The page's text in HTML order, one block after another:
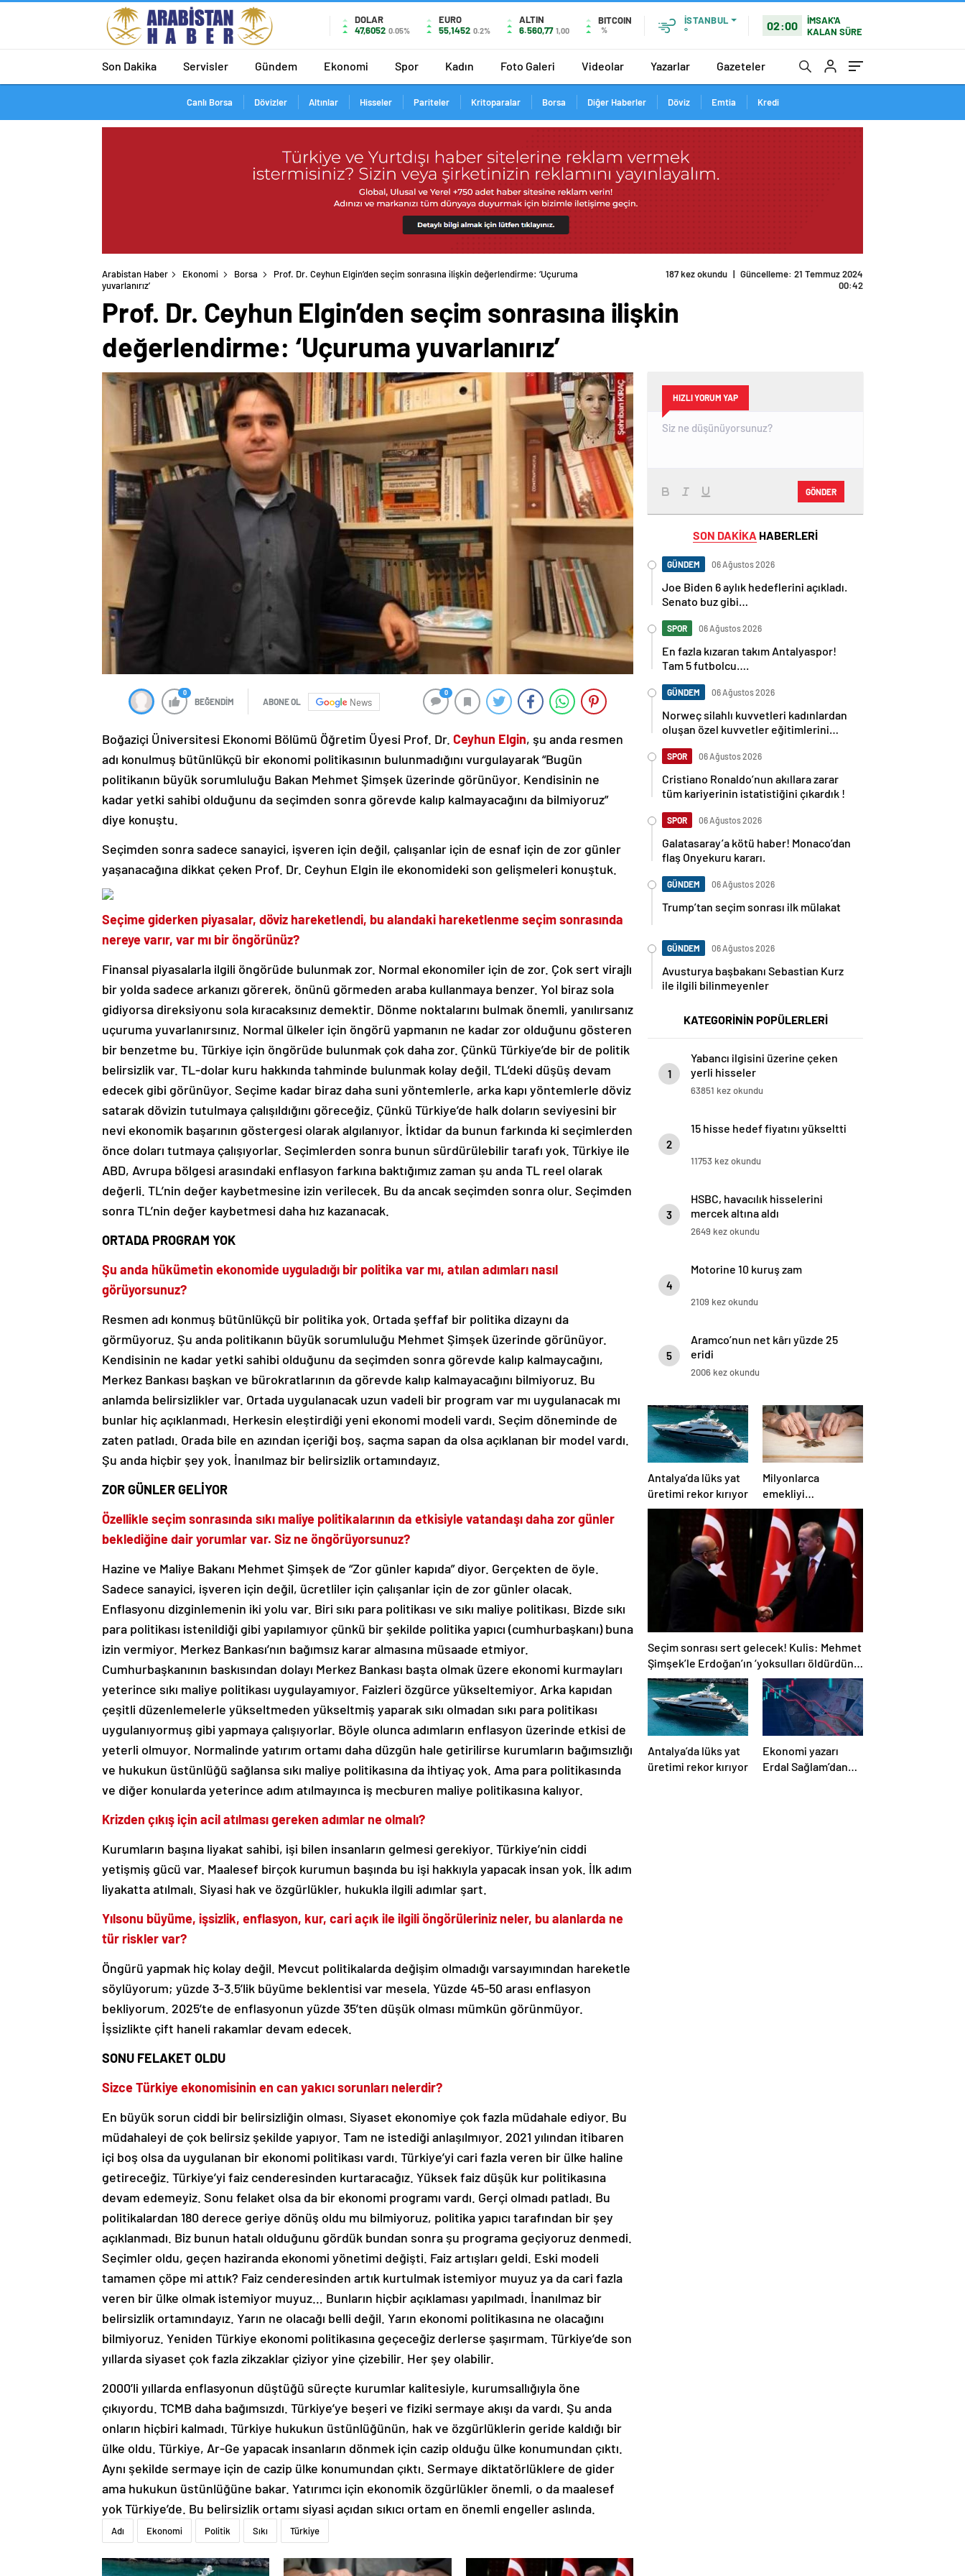
DOLAR
47,6052 0.05%
EURO
55,1452 0.2%
ALTIN
6.560,77 1,00
BITCOIN
%
İSTANBUL
°
02:00
İMSAK'A
KALAN SÜRE
Son Dakika Servisler Gündem Ekonomi Spor Kadın Foto Galeri Videolar Yazarlar Gazeteler
Canlı Borsa Dövizler Altınlar Hisseler Pariteler Kritoparalar Borsa Diğer Haberler Döviz Emtia Kredi
Arabistan Haber Ekonomi Borsa Prof. Dr. Ceyhun Elgin’den seçim sonrasına ilişkin değerlendirme: ‘Uçuruma yuvarlanırız’
Prof. Dr. Ceyhun Elgin’den seçim sonrasına ilişkin
değerlendirme: ‘Uçuruma yuvarlanırız’
News
adı konulmuş bütünlükçü bir ekonomi politikasının bulunmadığını vurgulayarak “Bugün
politikanın büyük sorumluluğu Bakan Mehmet Şimşek üzerinde görünüyor. Kendisinin ne
kadar yetki sahibi olduğunu da seçimden sonra görevde kalıp kalmayacağını da bilmiyoruz”
diye konuştu.
yaşanacağına dikkat çeken Prof. Dr. Ceyhun Elgin ile ekonomideki son gelişmeleri konuştuk.
nereye varır, var mı bir öngörünüz?
bir yolda sadece arkanızı görerek, önünü görmeden araba kullanmaya benzer. Yol biraz sola
gidiyorsa direksiyonu sola kıracaksınız demektir. Dönme noktalarını bulmak önemli, yanılırsanız
uçuruma yuvarlanırsınız. Normal ülkeler için öngörü yapmanın ne kadar zor olduğunu gösteren
bir benzetme bu. Türkiye için öngörüde bulunmak çok daha zor. Çünkü Türkiye’de bir de politik
belirsizlik var. TL-dolar kuru hakkında tahminde bulunmak kolay değil. TL’deki düşüş devam
edecek gibi görünüyor. Seçime kadar biraz daha suni yöntemlerle, arka kapı yöntemlerle döviz
satarak dövizin tutulmaya çalışıldığını göreceğiz. Çünkü Türkiye’de halk doların seviyesini bir
nevi ekonomik başarının göstergesi olarak algılanıyor. İktidar da bunun farkında ki seçimlerden
önce doları tutmaya çalışıyorlar. Seçimlerden sonra bunun sürdürülebilir tarafı yok. Türkiye ile
ABD, Avrupa bölgesi arasındaki enflasyon farkına baktığımız zaman şu anda TL reel olarak
değerli. TL’nin değer kaybetmesine izin verilecek. Bu da ancak seçimden sonra olur. Seçimden
sonra TL’nin değer kaybetmesi daha hız kazanacak.
görüyorsunuz?
görmüyoruz. Şu anda politikanın büyük sorumluluğu Mehmet Şimşek üzerinde görünüyor.
Kendisinin ne kadar yetki sahibi olduğunu da seçimden sonra görevde kalıp kalmaycağını,
Merkez Bankası başkan ve bürokratlarının da görevde kalıp kalmayacağını bilmiyoruz. Bu
anlamda belirsizlikler var. Ortada uygulanacak uzun vadeli bir program var mı uygulanacak mı
bunlar hiç açıklanmadı. Herkesin eleştirdiği yeni ekonomi modeli vardı. Seçim döneminde de
zaten patladı. Orada bile en azından içeriği boş, saçma sapan da olsa açıklanan bir model vardı.
Şu anda hiçbir şey yok. İnanılmaz bir belirsizlik ortamındayız.
beklediğine dair yorumlar var. Siz ne öngörüyorsunuz?
Sadece sanayici, işveren için değil, ücretliler için çalışanlar için de zor günler olacak.
Enflasyonu dizginlemenin iki yolu var. Biri sıkı para politikası ve sıkı maliye politikası. Bizde sıkı
para politikası istenildiği gibi yapılamıyor çünkü bir şekilde politika yapıcı (cumhurbaşkanı) buna
izin vermiyor. Merkez Bankası’nın bağımsız karar almasına müsaade etmiyor.
Cumhurbaşkanının baskısından dolayı Merkez Bankası başta olmak üzere ekonomi kurmayları
yeterince sıkı maliye politikası uygulayamıyor. Faizleri özgürce yükseltemiyor. Arka kapıdan
çeşitli düzenlemelerle yükseltmeden yükseltmiş yaparak sıkı olmadan sıkı para politikası
uygulanıyormuş gibi yapmaya çalışıyorlar. Böyle olunca adımların enflasyon üzerinde etkisi de
yeterli olmuyor. Normalinde yatırım ortamı daha düzgün hale getirilirse kurumların bağımsızlığı
ve hukukun üstünlüğü sağlansa sıkı maliye politikasına da ihtiyaç yok. Ama para politikasında
ve diğer konularda yeterince adım atılmayınca iş mecburen maliye politikasına kalıyor.
yetişmiş gücü var. Maalesef birçok kurumun başında bu işi hakkıyla yapacak insan yok. İlk adım
liyakatta atılmalı. Siyasi hak ve özgürlükler, hukukla ilgili adımlar şart.
tür riskler var?
söylüyorum; yüzde 3-3.5’lik büyüme beklentisi var mesela. Yüzde 45-50 arası enflasyon
bekliyorum. 2025’te de enflasyonun yüzde 35’ten düşük olması mümkün görünmüyor.
İşsizlikte çift haneli rakamlar devam edecek.
müdahaleyi de çok belirsiz şekilde yapıyor. Tam ne istediği anlaşılmıyor. 2021 yılından itibaren
içi boş olsa da uygulanan bir ekonomi politikası vardı. Türkiye’yi cari fazla veren bir ülke haline
getireceğiz. Türkiye’yi faiz cenderesinden kurtaracağız. Yüksek faiz düşük kur politikasına
devam edemeyiz. Sonu felaket olsa da bir ekonomi programı vardı. Gerçi olmadı patladı. Bu
politikalardan 180 derece geriye dönüş oldu mu bilmiyoruz, politika yapıcı tarafından bir şey
açıklanmadı. Biz bunun hatalı olduğunu gördük bundan sonra şu programa geçiyoruz denmedi.
Seçimler oldu, geçen haziranda ekonomi yönetimi değişti. Faiz artışları geldi. Eski modeli
tamamen çöpe mi attık? Faiz cenderesinden artık kurtulmak istemiyor muyuz ya da cari fazla
veren bir ülke olmak istemiyor muyuz… Bunların hiçbir açıklaması yapılmadı. İnanılmaz bir
belirsizlik ortamındayız. Yarın ne olacağı belli değil. Yarın ekonomi politikasına ne olacağını
bilmiyoruz. Yeniden Türkiye ekonomi politikasına geçeceğiz derlerse şaşırmam. Türkiye’de son
yıllarda siyaset çok fazla zikzaklar çiziyor yine çizebilir. Her şey olabilir.
çıkıyordu. TCMB daha bağımsızdı. Türkiye’ye beşeri ve fiziki sermaye akışı da vardı. Şu anda
onların hiçbiri kalmadı. Türkiye hukukun üstünlüğünün, hak ve özgürlüklerin geride kaldığı bir
ülke oldu. Türkiye, Ar-Ge yapacak insanların dönmek için cazip olduğu ülke konumundan çıktı.
Aynı şekilde sermaye için de cazip ülke konumundan çıktı. Sermaye diktatörlüklere de gider
ama hukukun üstünlüğüne bakar. Yatırımcı için ekonomik özgürlükler önemli, o da maalesef
yok Türkiye’de. Bu belirsizlik ortamı siyasi açıdan sıkıcı ortam en önemli engeller aslında.
Adı Ekonomi Politik Sıkı Türkiye
HIZLI YORUM YAP
GÖNDER
Joe Biden 6 aylık hedeflerini açıkladı.
Senato buz gibi…
En fazla kızaran takım Antalyaspor!
Tam 5 futbolcu….
Norweç silahlı kuvvetleri kadınlardan
oluşan özel kuvvetler eğitimlerini
başlattı.
Cristiano Ronaldo’nun akıllara zarar
tüm kariyerinin istatistiğini çıkardık !
Galatasaray’a kötü haber! Monaco’dan
flaş Onyekuru kararı.
Trump’tan seçim sonrası ilk mülakat
Avusturya başbakanı Sebastian Kurz
ile ilgili bilinmeyenler
1
yerli hisseler
63851 kez okundu
2
3
mercek altına aldı
2649 kez okundu
4
5
eridi
2006 kez okundu
Antalya’da lüks yat
üretimi rekor kırıyor
Milyonlarca
emekliyi
ilgilendiriyor…
Neden mi düşük
maaş alıyorsunuz?
Uzmanlar anlattı
Seçim sonrası sert gelecek! Kulis: Mehmet
Şimşek’le Erdoğan’ın ‘yoksulları öldürdün’
tartışması
Antalya’da lüks yat
üretimi rekor kırıyor
Ekonomi yazarı
Erdal Sağlam’dan
uyarı: ‘Faiz